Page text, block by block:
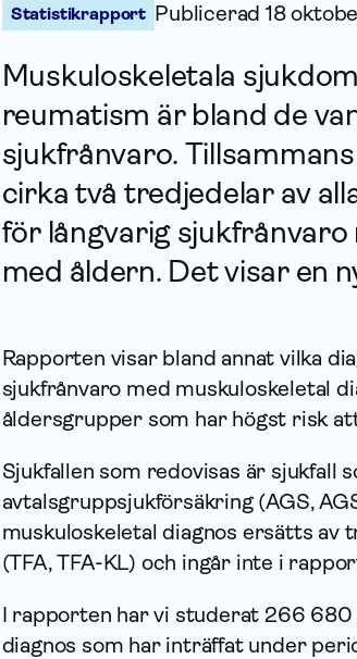
Statistikrapport Publicerad 18
Muskuloskeletala
reumatism är bland de
sjukfrånvaro.
cirka två tredjedelar av
för långvarig
med åldern. Det visar en
Rapporten visar bland annat vilka
sjukfrånvaro med muskuloskeletal
åldersgrupper som har högst risk
Sjukfallen som redovisas är sjukfall
avtals­grupp­sjukförsäkring (AGS,
muskuloskeletal diagnos ersätts av
(TFA, TFA-KL) och ingår inte i
I rapporten har vi studerat 266 680
diagnos som har inträffat under